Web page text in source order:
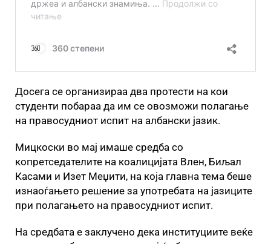
Досега се организираа два протести на кои
студенти побараа да им се овозможи полагање
на правосудниот испит на албански јазик.
Мицкоски во мај имаше средба со
копретседателите на коалицијата Влен, Биљал
Касами и Изет Меџити, на која главна тема беше
изнаоѓањето решение за употребата на јазиците
при полагањето на правосудниот испит.
На средбата е заклучено дека институциите веќе